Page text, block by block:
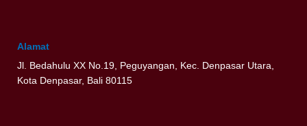
Alamat
Jl. Bedahulu XX No.19, Peguyangan, Kec. Denpasar Utara,
Kota Denpasar, Bali 80115